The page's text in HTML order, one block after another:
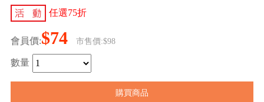
任選75折
會員價:$74 市售價:$98
數量